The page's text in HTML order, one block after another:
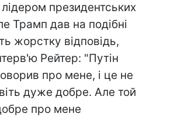
президентських
Трамп дав на подібні
жорстку відповідь,
Рейтер: "Путін
про мене, і це не
дуже добре. Але той
про мене